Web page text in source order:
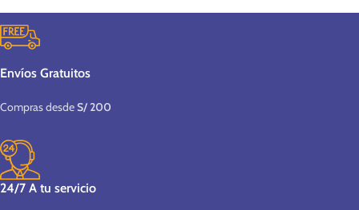
Envíos Gratuitos
Compras desdeS/ 200
24/7 A tu servicio